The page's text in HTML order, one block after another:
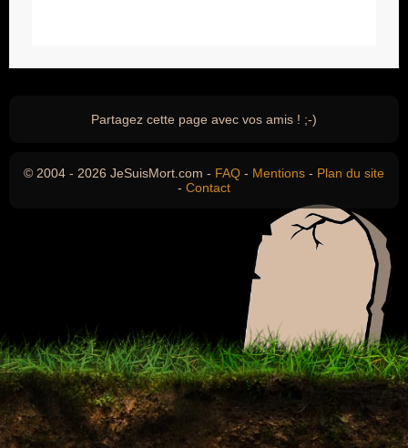
Partagez cette page avec vos amis ! ;-)
© 2004 - 2026 JeSuisMort.com - FAQ - Mentions - Plan du site
- Contact